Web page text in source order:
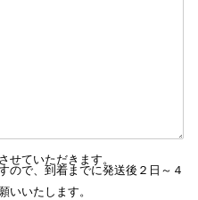
せていただきます。
ので、到着までに発送後２日～４
いいたします。